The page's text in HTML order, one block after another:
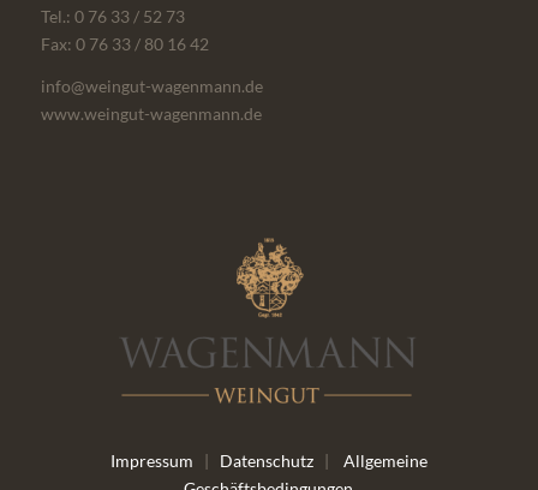
Tel.: 0 76 33 / 52 73
Fax: 0 76 33 / 80 16 42
info@weingut-wagenmann.de
www.weingut-wagenmann.de
Impressum | Datenschutz|
Allgemeine